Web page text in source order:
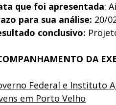
que foi apresentada:
para sua análise: 20/
conclusivo:
DA
Federal e Instituto
em Porto Velho